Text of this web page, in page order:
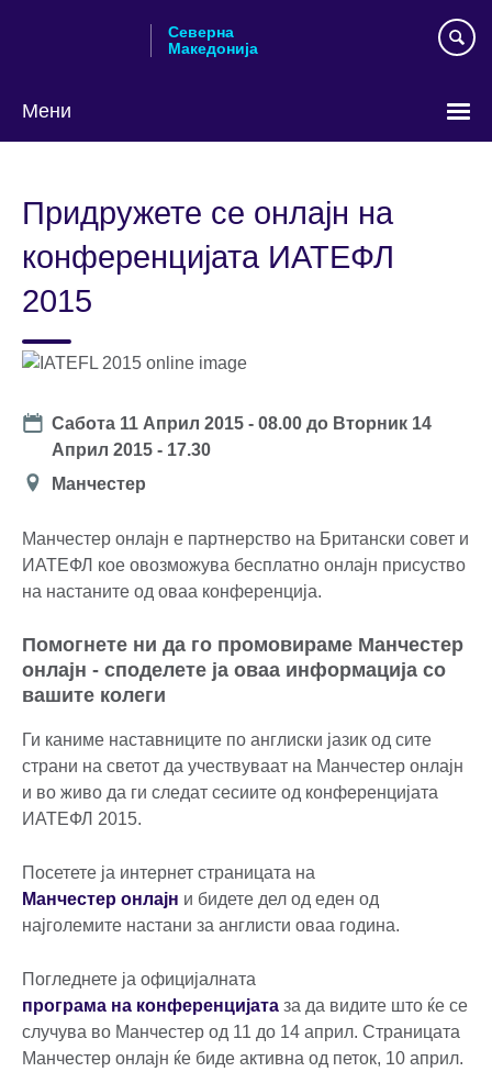
Северна
Македонија
Мени
вашиот
јазик
Придружете се онлајн на
конференцијата ИАТЕФЛ
2015
Date
Сабота 11 Април 2015 - 08.00 до Вторник 14
Април 2015 - 17.30
Локација
Манчестер
Манчестер онлајн е партнерство на Британски совет и
ИАТЕФЛ кое овозможува бесплатно онлајн присуство
на настаните од оваа конференција.
Помогнете ни да го промовираме Манчестер
онлајн - споделете ја оваа информација со
вашите колеги
Ги каниме наставниците по англиски јазик од сите
страни на светот да учествуваат на Манчестер онлајн
и во живо да ги следат сесиите од конференцијата
ИАТЕФЛ 2015.
Посетете ја интернет страницата на
Манчестер онлајн и бидете дел од еден од
најголемите настани за англисти оваа година.
Погледнете ја официјалната
програма на конференцијата за да видите што ќе се
случува во Манчестер од 11 до 14 април. Страницата
Манчестер онлајн ќе биде активна од петок, 10 април.